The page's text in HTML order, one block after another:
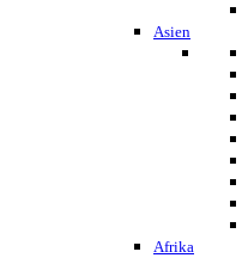
Asien
Afrika